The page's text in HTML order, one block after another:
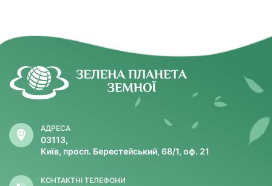
АДРЕСА
03113,
Київ, просп. Берестейський, 68/1, оф. 21
КОНТАКТНІ ТЕЛЕФОНИ